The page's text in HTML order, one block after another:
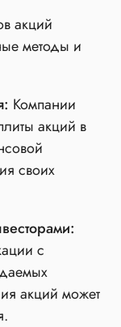
акций
методы и
Компании
акций в
своих
с
акций может